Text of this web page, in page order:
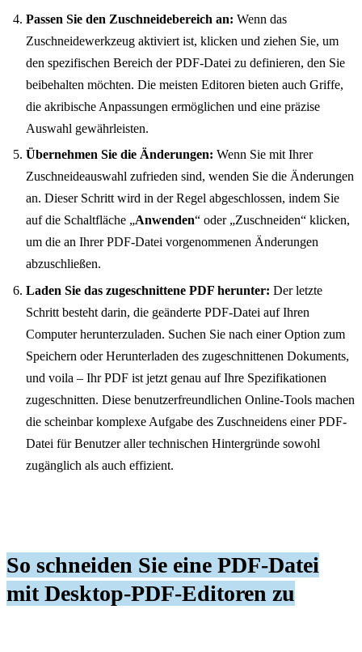
Passen Sie den Zuschneidebereich an: Wenn das
Zuschneidewerkzeug aktiviert ist, klicken und ziehen Sie, um
den spezifischen Bereich der PDF-Datei zu definieren, den Sie
beibehalten möchten. Die meisten Editoren bieten auch Griffe,
die akribische Anpassungen ermöglichen und eine präzise
Auswahl gewährleisten.
Übernehmen Sie die Änderungen: Wenn Sie mit Ihrer
Zuschneideauswahl zufrieden sind, wenden Sie die Änderungen
an. Dieser Schritt wird in der Regel abgeschlossen, indem Sie
auf die Schaltfläche „Anwenden“ oder „Zuschneiden“ klicken,
um die an Ihrer PDF-Datei vorgenommenen Änderungen
abzuschließen.
Laden Sie das zugeschnittene PDF herunter: Der letzte
Schritt besteht darin, die geänderte PDF-Datei auf Ihren
Computer herunterzuladen. Suchen Sie nach einer Option zum
Speichern oder Herunterladen des zugeschnittenen Dokuments,
und voila – Ihr PDF ist jetzt genau auf Ihre Spezifikationen
zugeschnitten. Diese benutzerfreundlichen Online-Tools machen
die scheinbar komplexe Aufgabe des Zuschneidens einer PDF-
Datei für Benutzer aller technischen Hintergründe sowohl
zugänglich als auch effizient.
So schneiden Sie eine PDF-Datei
mit Desktop-PDF-Editoren zu